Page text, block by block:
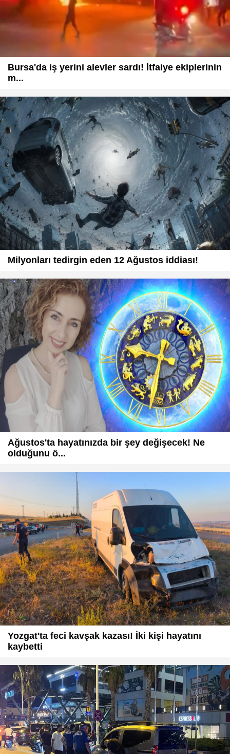
Bursa'da iş yerini alevler sardı! İtfaiye ekiplerinin
m...
Milyonları tedirgin eden 12 Ağustos iddiası!
Ağustos'ta hayatınızda bir şey değişecek! Ne
olduğunu ö...
Yozgat'ta feci kavşak kazası! İki kişi hayatını
kaybetti